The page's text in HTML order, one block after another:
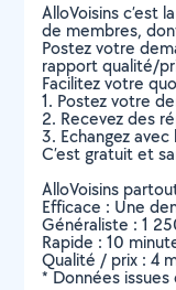
AlloVoisins c’est
de membres,
Postez votre
rapport qualité/
Facilitez votre
1. Postez votre
2. Recevez des
3. Echangez
C’est gratuit et
AlloVoisins
Efficace : Une
Généraliste : 1
Rapide : 10
Qualité / prix : 4
* Données